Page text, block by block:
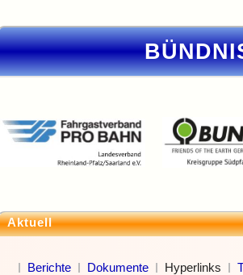
Aktuell
Berichte Dokumente Hyperlinks